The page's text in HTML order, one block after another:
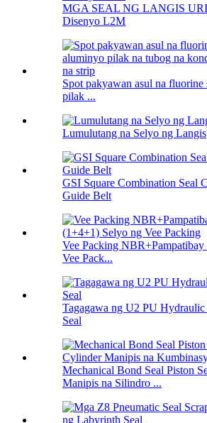
MGA SEAL NG LANGIS
Disenyo L2M
Spot pakyawan asul na
pilak ...
Lumulutang na Selyo ng Langis
GSI Square Combination Seal
Guide Belt
Vee Packing
Vee Pack...
Tagagawa ng U2 PU
Seal
Mechanical Bond Seal Piston
Manipis na Silindro ...